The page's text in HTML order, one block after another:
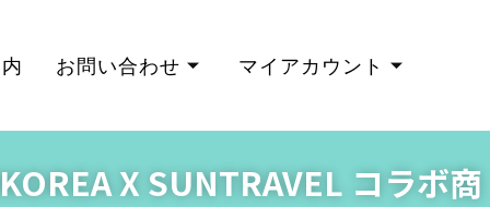
お問い合わせ マイアカウント
X SUNTRAVEL コラボ商